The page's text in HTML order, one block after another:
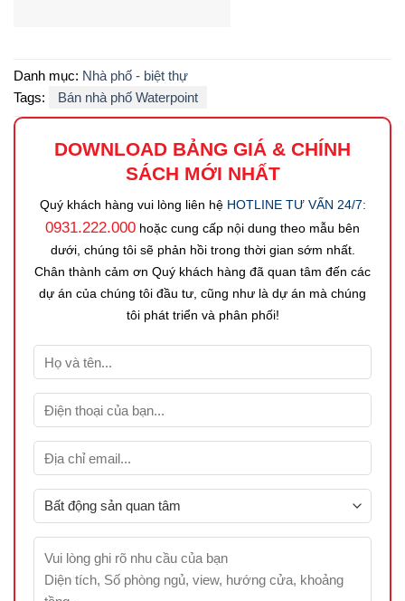
Danh mục: Nhà phố - biệt thự
Tags:
Bán nhà phố Waterpoint
DOWNLOAD BẢNG GIÁ & CHÍNH
SÁCH MỚI NHẤT
Quý khách hàng vui lòng liên hệ HOTLINE TƯ VẤN 24/7:
0931.222.000 hoặc cung cấp nội dung theo mẫu bên
dưới, chúng tôi sẽ phản hồi trong thời gian sớm nhất.
Chân thành cảm ơn Quý khách hàng đã quan tâm đến các
dự án của chúng tôi đầu tư, cũng như là dự án mà chúng
tôi phát triển và phân phối!